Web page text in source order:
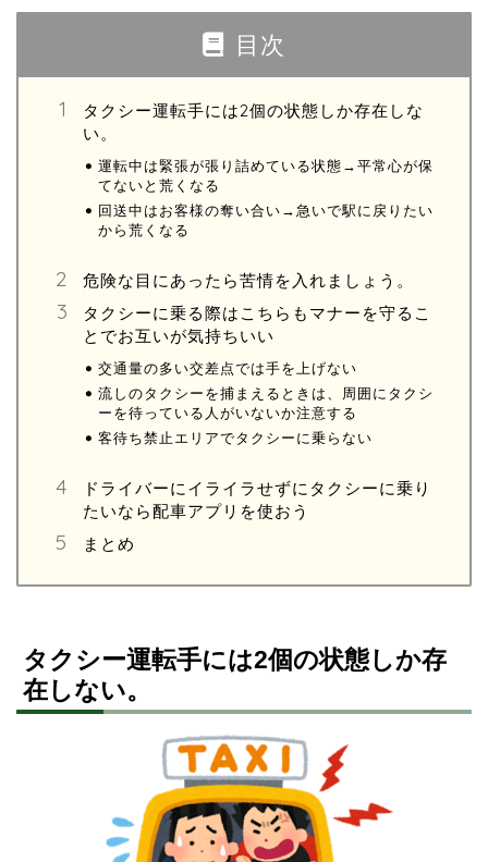
目次
タクシー運転手には2個の状態しか存在しな
い。
運転中は緊張が張り詰めている状態→平常心が保
てないと荒くなる
回送中はお客様の奪い合い→急いで駅に戻りたい
から荒くなる
危険な目にあったら苦情を入れましょう。
タクシーに乗る際はこちらもマナーを守るこ
とでお互いが気持ちいい
交通量の多い交差点では手を上げない
流しのタクシーを捕まえるときは、周囲にタクシ
ーを待っている人がいないか注意する
客待ち禁止エリアでタクシーに乗らない
ドライバーにイライラせずにタクシーに乗り
たいなら配車アプリを使おう
まとめ
タクシー運転手には2個の状態しか存
在しない。